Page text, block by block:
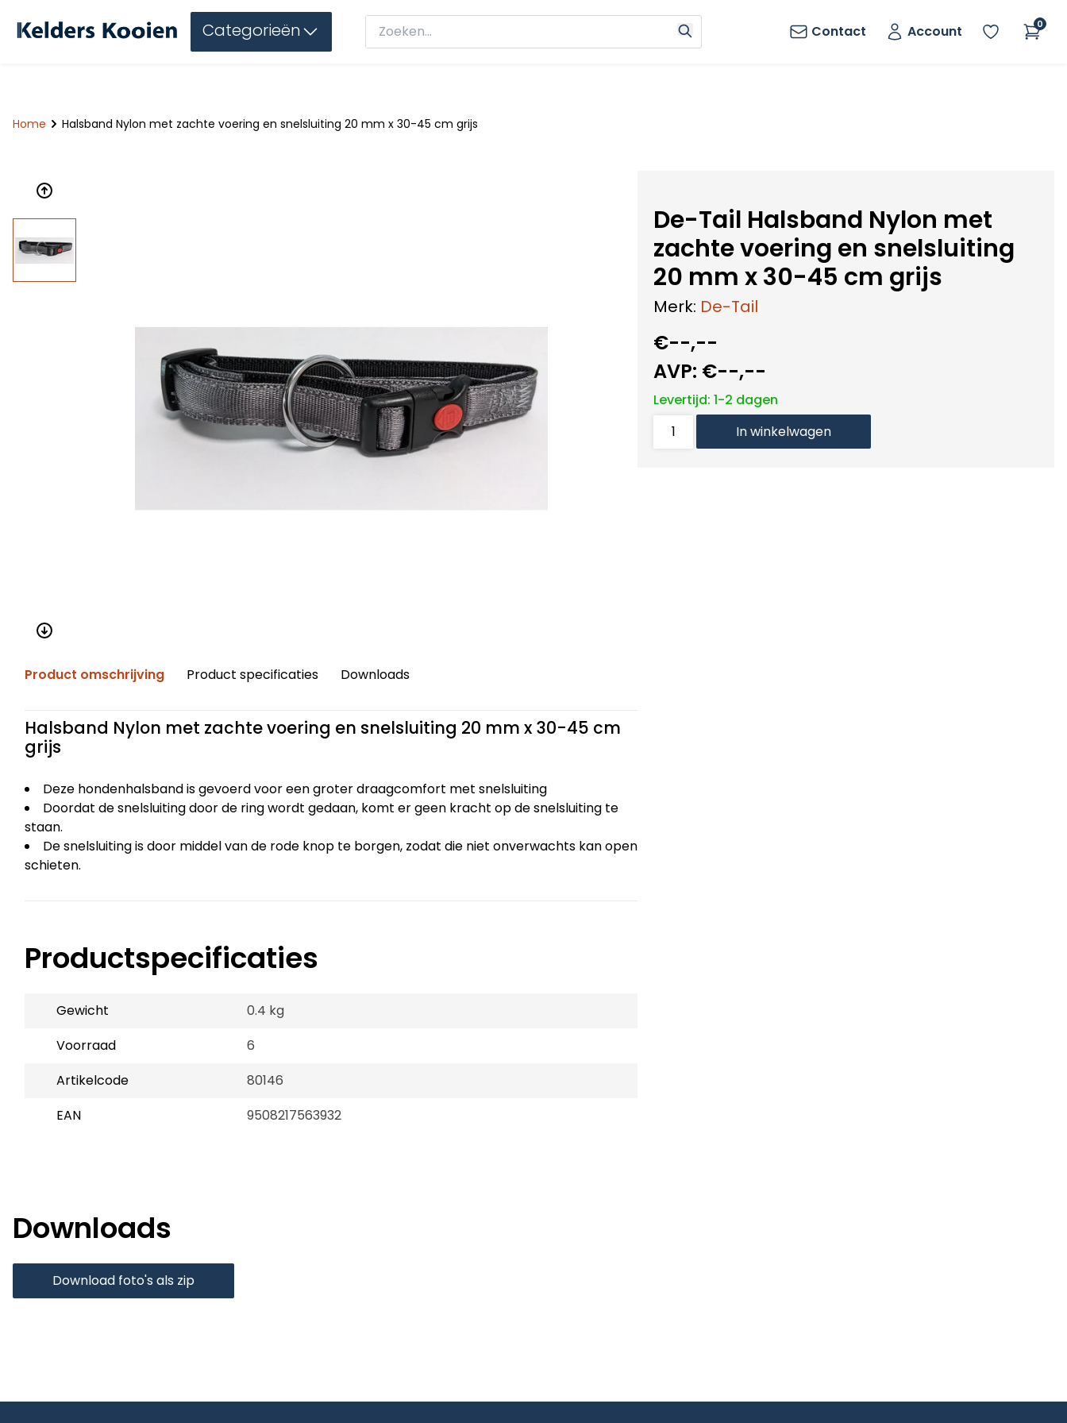
Categorieën Contact Account 0
Home Halsband Nylon met zachte voering en snelsluiting 20 mm x 30-45 cm grijs
Product omschrijving Product specificaties Downloads
Halsband Nylon met zachte voering en snelsluiting 20 mm x 30-45 cm
grijs
Deze hondenhalsband is gevoerd voor een groter draagcomfort met snelsluiting
Doordat de snelsluiting door de ring wordt gedaan, komt er geen kracht op de snelsluiting te
staan.
De snelsluiting is door middel van de rode knop te borgen, zodat die niet onverwachts kan open
schieten.
Productspecificaties
Gewicht
0.4 kg
Voorraad
6
Artikelcode
80146
EAN
9508217563932
De-Tail Halsband Nylon met
zachte voering en snelsluiting
20 mm x 30-45 cm grijs
Merk: De-Tail
€--,--
AVP: €--,--
Levertijd: 1-2 dagen
In winkelwagen
Downloads
Download foto's als zip